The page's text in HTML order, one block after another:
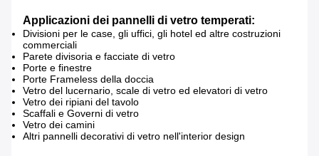
Applicazioni dei pannelli di vetro temperati:
Divisioni per le case, gli uffici, gli hotel ed altre costruzioni
commerciali
Parete divisoria e facciate di vetro
Porte e finestre
Porte Frameless della doccia
Vetro del lucernario, scale di vetro ed elevatori di vetro
Vetro dei ripiani del tavolo
Scaffali e Governi di vetro
Vetro dei camini
Altri pannelli decorativi di vetro nell'interior design